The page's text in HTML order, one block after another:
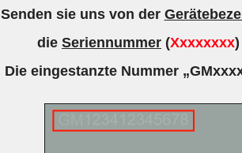
Senden sie uns von der
die Seriennummer (Xxxxxxxx
Die eingestanzte Nummer